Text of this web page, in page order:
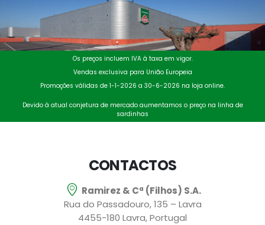
Os preços incluem IVA à taxa em vigor.
Vendas exclusiva para União Europeia
Promoções válidas de 1-1-2026 a 30-6-2026 na loja online.
Devido à atual conjetura de mercado aumentamos o preço na linha de
sardinhas
CONTACTOS
Ramirez & Cª (Filhos) S.A.
Rua do Passadouro, 135 – Lavra
4455-180 Lavra, Portugal